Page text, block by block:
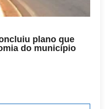
plano que
do município